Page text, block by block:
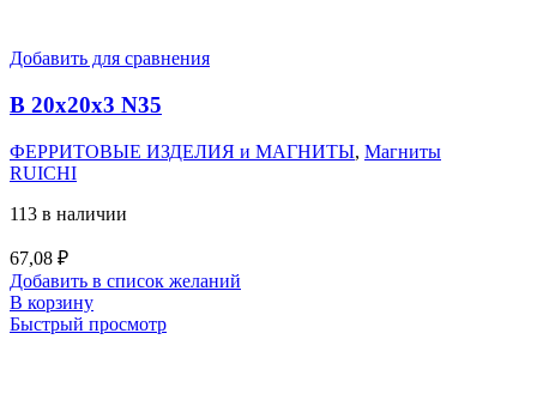
Добавить для сравнения
B 20x20x3 N35
ФЕРРИТОВЫЕ ИЗДЕЛИЯ и МАГНИТЫ, Магниты
RUICHI
113 в наличии
67,08 ₽
Добавить в список желаний
В корзину
Быстрый просмотр